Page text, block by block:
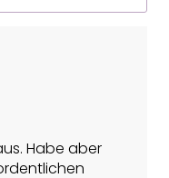
Habe aber